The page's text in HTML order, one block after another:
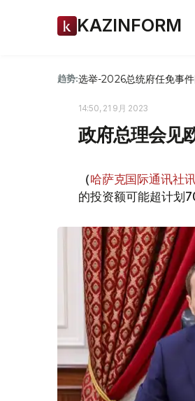
KAZINFORM
趋势:选举-2026总统府任免事件
14:50, 21 9月 2023
政府总理会见
（哈萨克国际通讯社
的投资额可能超计划